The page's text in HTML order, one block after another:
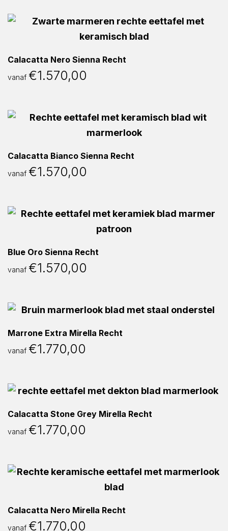
Calacatta Nero Sienna Recht
vanaf €1.570,00
Calacatta Bianco Sienna Recht
vanaf €1.570,00
Blue Oro Sienna Recht
vanaf €1.570,00
Marrone Extra Mirella Recht
vanaf €1.770,00
Calacatta Stone Grey Mirella Recht
vanaf €1.770,00
Calacatta Nero Mirella Recht
vanaf €1.770,00